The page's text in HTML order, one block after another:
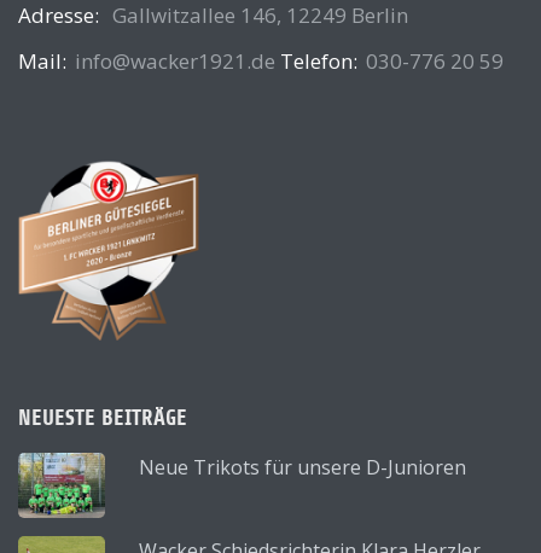
Adresse: Gallwitzallee 146, 12249 Berlin
Mail: info@wacker1921.de Telefon: 030-776 20 59
NEUESTE BEITRÄGE
Neue Trikots für unsere D-Junioren